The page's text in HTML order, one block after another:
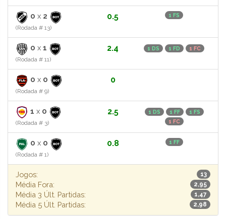
0 x 2
(Rodada # 13)
0.5 1 FS
0 x 1
(Rodada # 11)
2.4 1 DS 1 FD 1 FC
0 x 0
(Rodada # 9)
0
1 x 0
(Rodada # 3)
2.5 1 DS 1 FF
1 FS
1 FC
0 x 0
(Rodada # 1)
0.8 1 FF
Jogos: 13
Média Fora: 2,95
Média 3 Últ. Partidas: 1,47
Média 5 Últ. Partidas: 2,98